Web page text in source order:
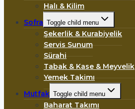
Halı & Kilim
Sofra Toggle child menu
Şekerlik & Kurabiyelik
Servis Sunum
Sürahi
Tabak & Kase & Meyvelik
Yemek Takimı
Mutfak Toggle child menu
Baharat Takımı